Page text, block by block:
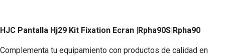
HJC Pantalla Hj29 Kit Fixation Ecran |Rpha90S|Rpha90
Complementa tu equipamiento con productos de calidad en